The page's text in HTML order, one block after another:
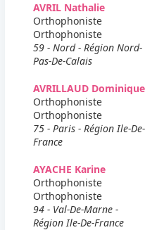
AVRIL Nathalie
Orthophoniste
Orthophoniste
59 - Nord - Région Nord-
Pas-De-Calais
AVRILLAUD Dominique
Orthophoniste
Orthophoniste
75 - Paris - Région Ile-De-
France
AYACHE Karine
Orthophoniste
Orthophoniste
94 - Val-De-Marne -
Région Ile-De-France